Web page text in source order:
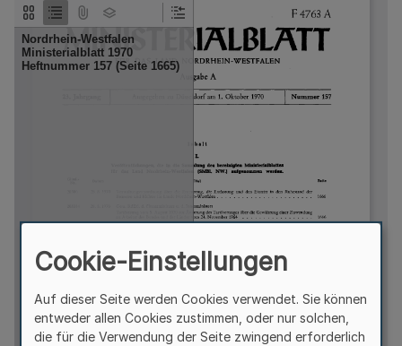
Cookie-Einstellungen
Auf dieser Seite werden Cookies verwendet. Sie können
entweder allen Cookies zustimmen, oder nur solchen,
die für die Verwendung der Seite zwingend erforderlich